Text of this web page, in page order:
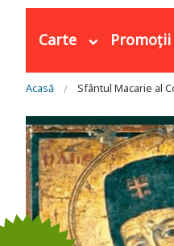
Carte Promoții
Eşti aici
Acasă Sfântul Macarie al